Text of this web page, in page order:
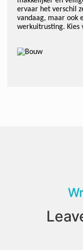
ervaar het verschil
vandaag, maar ook
werkuitrusting. Kies